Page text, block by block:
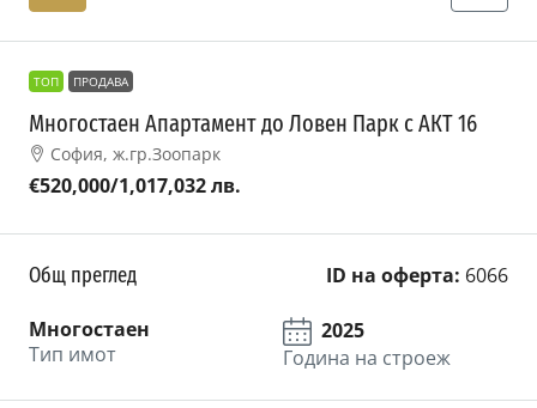
ТОП ПРОДАВА
Многостаен Апартамент до Ловен Парк с АКТ 16
София, ж.гр.Зоопарк
€520,000/1,017,032 лв.
Общ преглед ID на оферта: 6066
Многостаен
Тип имот
2025
Година на строеж